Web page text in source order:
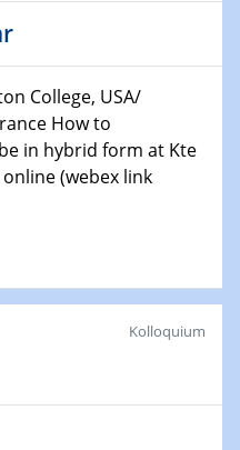
und Wissenschaft
in
Enabling
von
Wasserstoff.
College, USA/
to
in hybrid form at Kte
(webex link
Kolloquium